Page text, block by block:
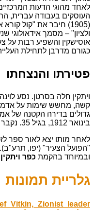
לאחד מהוגי הדעות
העוסקים בעבודה עברית,
(1905) חיבר את "קול
ולציון" – מסמך אידאולוגי
אוסישקין והשפיע רבות על
כגורם מדרבן לתחילת
פטירתו והנצחתו
ויתקין חלה בסרטן. נסע
קשה, מחשש שימות על אדמת
בינואר 1912, בגיל 35. נקבר בראשון לציון
לאחר מותו יצא לאור ספר
"הפועל הצעיר" (יפו,
ובמיוחד בהקמת כפר ויתקין
גלריית תמונות